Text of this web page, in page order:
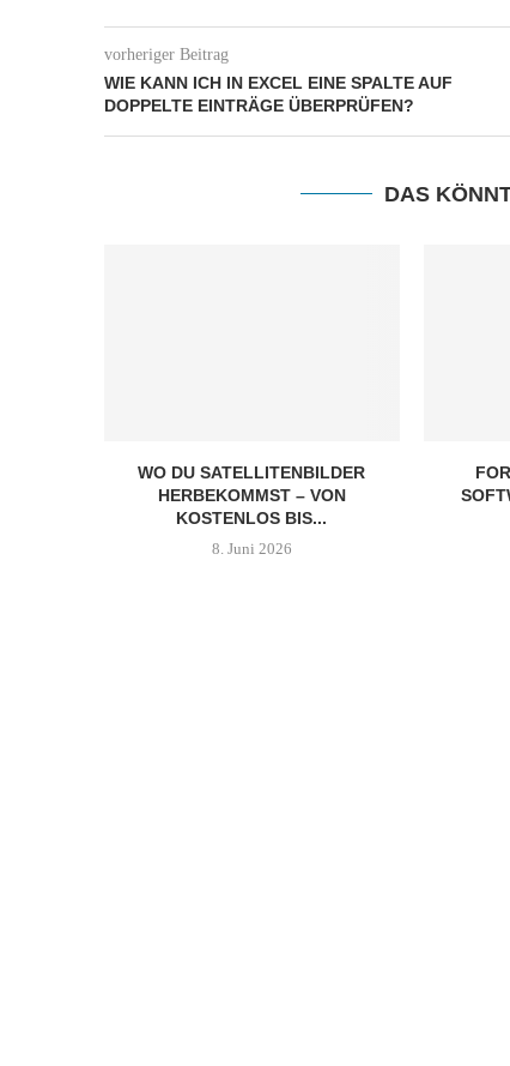
vorheriger Beitrag
WIE KANN ICH IN EXCEL EINE SPALTE AUF
DOPPELTE EINTRÄGE ÜBERPRÜFEN?
DAS
WO DU SATELLITENBILDER
HERBEKOMMST – VON
KOSTENLOS BIS...
8. Juni 2026